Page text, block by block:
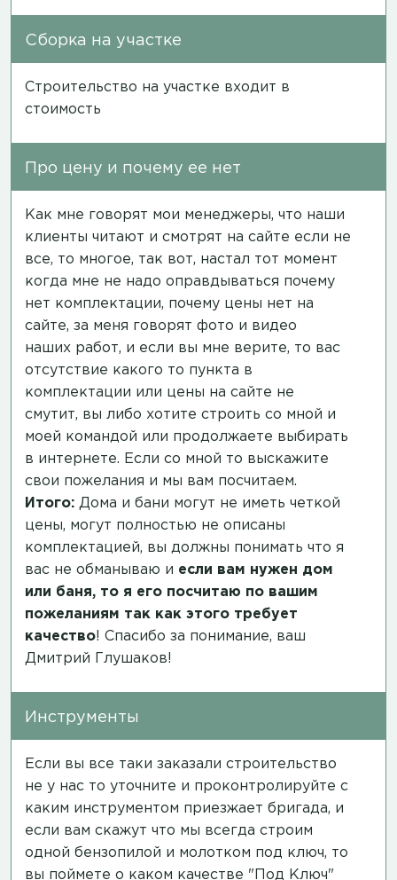
Сборка на участке
Строительство на участке входит в
стоимость
Про цену и почему ее нет
Как мне говорят мои менеджеры, что наши
клиенты читают и смотрят на сайте если не
все, то многое, так вот, настал тот момент
когда мне не надо оправдываться почему
нет комплектации, почему цены нет на
сайте, за меня говорят фото и видео
наших работ, и если вы мне верите, то вас
отсутствие какого то пункта в
комплектации или цены на сайте не
смутит, вы либо хотите строить со мной и
моей командой или продолжаете выбирать
в интернете. Если со мной то выскажите
свои пожелания и мы вам посчитаем.
Итого: Дома и бани могут не иметь четкой
цены, могут полностью не описаны
комплектацией, вы должны понимать что я
вас не обманываю и если вам нужен дом
или баня, то я его посчитаю по вашим
пожеланиям так как этого требует
качество! Спасибо за понимание, ваш
Дмитрий Глушаков!
Инструменты
Если вы все таки заказали строительство
не у нас то уточните и проконтролируйте с
каким инструментом приезжает бригада, и
если вам скажут что мы всегда строим
одной бензопилой и молотком под ключ, то
вы поймете о каком качестве "Под Ключ"